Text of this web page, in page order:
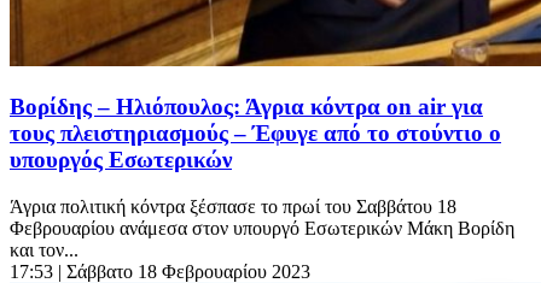
Βορίδης – Ηλιόπουλος: Άγρια κόντρα on air για
τους πλειστηριασμούς – Έφυγε από το στούντιο ο
υπoυργός Εσωτερικών
Άγρια πολιτική κόντρα ξέσπασε το πρωί του Σαββάτου 18
Φεβρουαρίου ανάμεσα στον υπουργό Εσωτερικών Μάκη Βορίδη
και τον...
17:53 | Σάββατο 18 Φεβρουαρίου 2023